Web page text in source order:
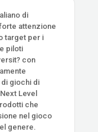
di
attenzione
target per i
piloti
con
giochi di
Level
che
nel gioco
genere.